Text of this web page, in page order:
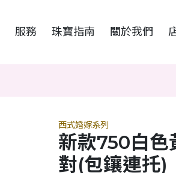
服務 珠寶指南 關於我們
西式婚嫁系列
新款750白色
對(包鑲連托)